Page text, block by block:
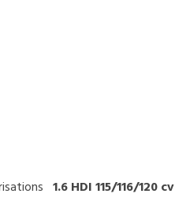
1.6 HDI 115/116/120 cv